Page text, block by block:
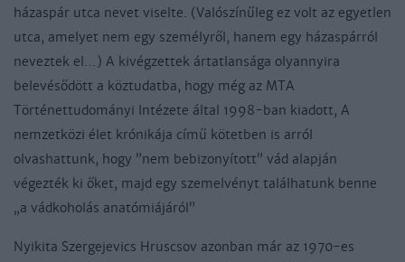
házaspár utca nevet viselte. (Valószínűleg ez volt az egyetlen
utca, amelyet nem egy személyről, hanem egy házaspárról
neveztek el…) A kivégzettek ártatlansága olyannyira
belevésődött a köztudatba, hogy még az MTA
Történettudományi Intézete által 1998-ban kiadott, A
nemzetközi élet krónikája című kötetben is arról
olvashattunk, hogy ”nem bebizonyított” vád alapján
végezték ki őket, majd egy szemelvényt találhatunk benne
„a vádkoholás anatómiájáról”
Nyikita Szergejevics Hruscsov azonban már az 1970-es